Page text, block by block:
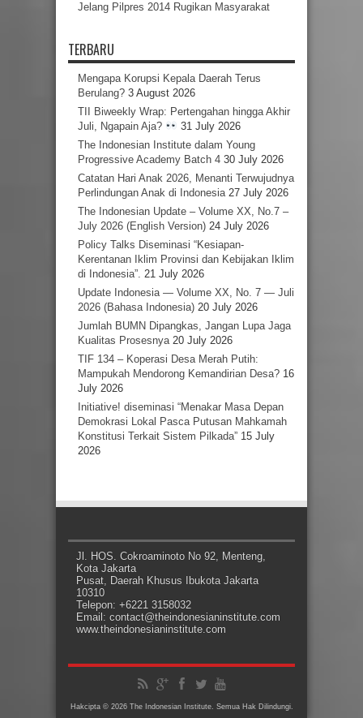
Jelang Pilpres 2014 Rugikan Masyarakat
TERBARU
Mengapa Korupsi Kepala Daerah Terus
Berulang? 3 August 2026
TII Biweekly Wrap: Pertengahan hingga Akhir
Juli, Ngapain Aja?
31 July 2026
The Indonesian Institute dalam Young
Progressive Academy Batch 4 30 July 2026
Catatan Hari Anak 2026, Menanti Terwujudnya
Perlindungan Anak di Indonesia 27 July 2026
The Indonesian Update – Volume XX, No.7 –
July 2026 (English Version) 24 July 2026
Policy Talks Diseminasi “Kesiapan-
Kerentanan Iklim Provinsi dan Kebijakan Iklim
di Indonesia”. 21 July 2026
Update Indonesia — Volume XX, No. 7 — Juli
2026 (Bahasa Indonesia) 20 July 2026
Jumlah BUMN Dipangkas, Jangan Lupa Jaga
Kualitas Prosesnya 20 July 2026
TIF 134 – Koperasi Desa Merah Putih:
Mampukah Mendorong Kemandirian Desa? 16
July 2026
Initiative! diseminasi “Menakar Masa Depan
Demokrasi Lokal Pasca Putusan Mahkamah
Konstitusi Terkait Sistem Pilkada” 15 July
2026
Jl. HOS. Cokroaminoto No 92, Menteng,
Kota Jakarta
Pusat, Daerah Khusus Ibukota Jakarta
10310
Telepon: +6221 3158032
Email: contact@theindonesianinstitute.com
www.theindonesianinstitute.com
Hakcipta © 2026 The Indonesian Institute. Semua Hak Dilindungi.